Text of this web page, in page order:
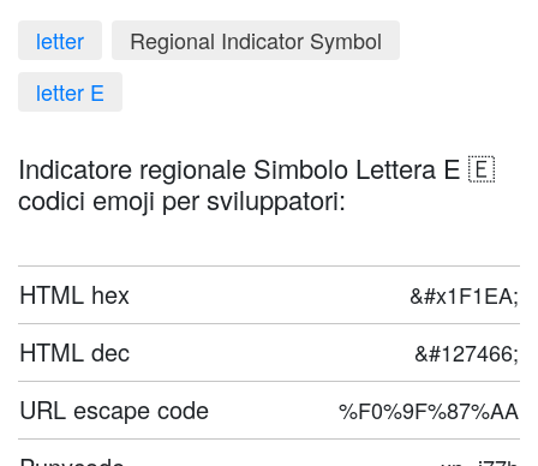
letter
Regional Indicator Symbol
letter E
Indicatore regionale Simbolo Lettera E 🇪
codici emoji per sviluppatori:
HTML hex &#x1F1EA;
HTML dec &#127466;
URL escape code %F0%9F%87%AA